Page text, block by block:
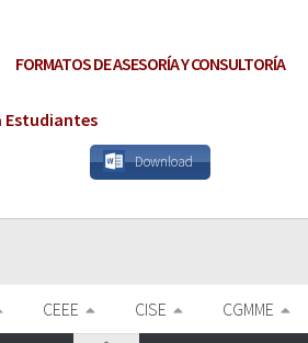
FORMATOS DE ASESORÍA Y CONSULTORÍA
Estudiantes
Download
CEEE CISE CGMME